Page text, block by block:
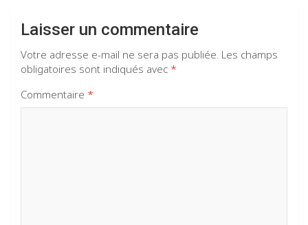
Laisser un commentaire
Votre adresse e-mail ne sera pas publiée. Les champs
obligatoires sont indiqués avec *
Commentaire *